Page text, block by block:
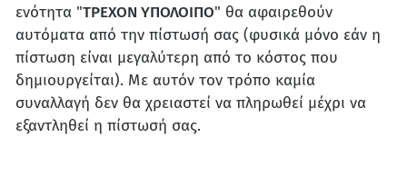
ενότητα "ΤΡΕΧΟΝ ΥΠΟΛΟΙΠΟ" θα αφαιρεθούν
αυτόματα από την πίστωσή σας (φυσικά μόνο εάν η
πίστωση είναι μεγαλύτερη από το κόστος που
δημιουργείται). Με αυτόν τον τρόπο καμία
συναλλαγή δεν θα χρειαστεί να πληρωθεί μέχρι να
εξαντληθεί η πίστωσή σας.